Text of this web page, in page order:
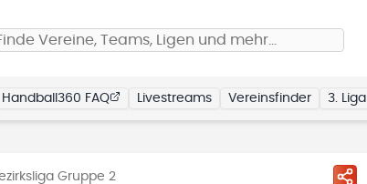
Vereine, Teams, Ligen und mehr…
Handball360 FAQ Livestreams Vereinsfinder 3. Liga
Gruppe 2